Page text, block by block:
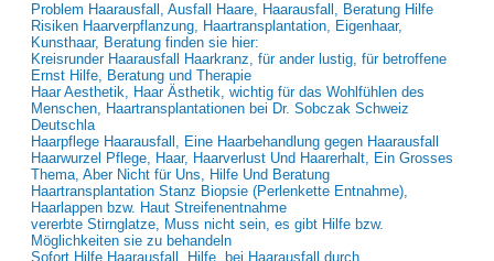
Problem Haarausfall, Ausfall Haare, Haarausfall, Beratung Hilfe
Risiken Haarverpflanzung, Haartransplantation, Eigenhaar,
Kunsthaar, Beratung finden sie hier:
Kreisrunder Haarausfall Haarkranz, für ander lustig, für betroffene
Ernst Hilfe, Beratung und Therapie
Haar Aesthetik, Haar Ästhetik, wichtig für das Wohlfühlen des
Menschen, Haartransplantationen bei Dr. Sobczak Schweiz
Deutschla
Haarpflege Haarausfall, Eine Haarbehandlung gegen Haarausfall
Haarwurzel Pflege, Haar, Haarverlust Und Haarerhalt, Ein Grosses
Thema, Aber Nicht für Uns, Hilfe Und Beratung
Haartransplantation Stanz Biopsie (Perlenkette Entnahme),
Haarlappen bzw. Haut Streifenentnahme
vererbte Stirnglatze, Muss nicht sein, es gibt Hilfe bzw.
Möglichkeiten sie zu behandeln
Sofort Hilfe Haarausfall, Hilfe, bei Haarausfall durch